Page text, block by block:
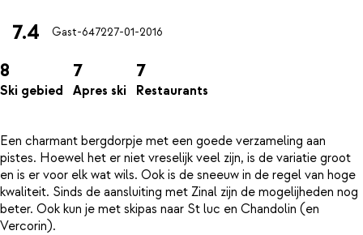
7.4 Gast-647227-01-2016
8
Ski gebied
7
Apres ski
7
Restaurants
Een charmant bergdorpje met een goede verzameling aan
pistes. Hoewel het er niet vreselijk veel zijn, is de variatie groot
en is er voor elk wat wils. Ook is de sneeuw in de regel van hoge
kwaliteit. Sinds de aansluiting met Zinal zijn de mogelijheden nog
beter. Ook kun je met skipas naar St luc en Chandolin (en
Vercorin).